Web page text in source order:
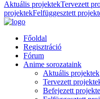
Aktuális projektekTervezett
projektekFelfüggesztett
Főoldal
Regisztráció
Fórum
Anime sorozataink
Aktuális projektek
Tervezett
Befejezett